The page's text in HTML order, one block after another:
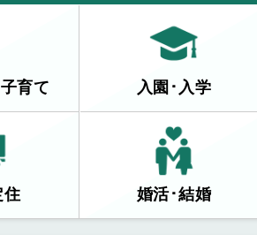
育て 入園･入学
住 婚活･結婚